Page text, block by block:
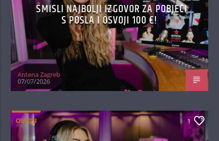
SMISLI NAJBOLJI IZGOVOR ZA POBJEĆI
S POSLA I OSVOJI 100 €!
Antena Zagreb
07/07/2026
OSVOJI 1